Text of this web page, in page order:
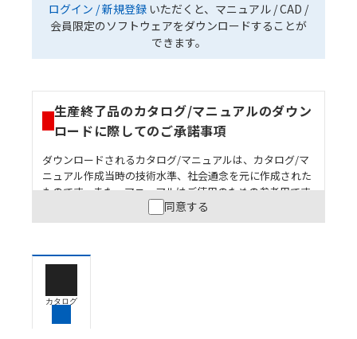
ログイン / 新規登録 いただくと、マニュアル / CAD /
会員限定のソフトウェアをダウンロードすることが
できます。
生産終了品のカタログ/マニュアルのダウン
ロードに際してのご承諾事項
ダウンロードされるカタログ/マニュアルは、カタログ/マ
ニュアル作成当時の技術水準、社会通念を元に作成された
ものです。また、マニュアルはご使用のための参考用です
ので、ご使用にあたっての安全性については十分にご配慮
ください。以下の内容をご承諾の上、ご利用ください。
うな用途に使用される場合には、システム全体として
保できるよう設計されていること、および本製品が全
ていることを、必ず事前に確認してください。
同意する
カタログ